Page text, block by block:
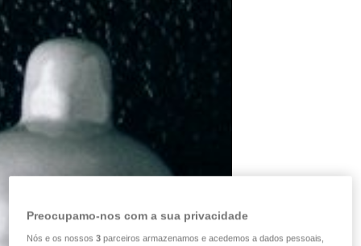
Preocupamo-nos com a sua privacidade
Nós e os nossos3 parceiros armazenamos e acedemos a dados pessoais,